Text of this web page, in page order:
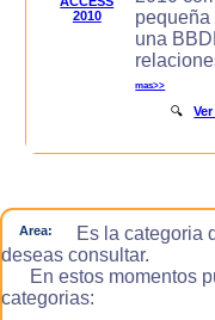
pequeña
una
mas>>
🔍
Area:
Es la categoria
deseas consultar.
En estos momentos
categorias: